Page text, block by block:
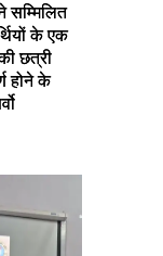
सम्मिलित
के एक
छत्री
होने के